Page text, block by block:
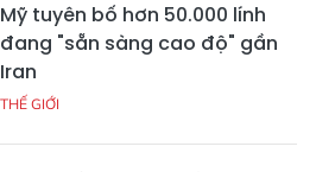
Mỹ tuyên bố hơn 50.000 lính
đang "sẵn sàng cao độ" gần
Iran
THẾ GIỚI